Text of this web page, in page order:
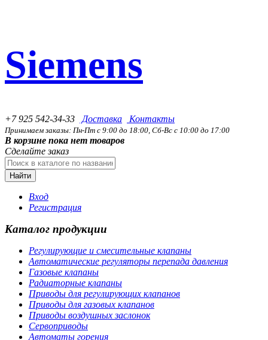
Siemens
+7 925 542-34-33 Доставка Контакты
Принимаем заказы: Пн-Пт с 9:00 до 18:00, Сб-Вс с 10:00 до 17:00
В корзине пока нет товаров
Сделайте заказ
Найти
Вход
Регистрация
Каталог продукции
Регулирующие и смесительные клапаны
Автоматические регуляторы перепада давления
Газовые клапаны
Радиаторные клапаны
Приводы для регулирующих клапанов
Приводы для газовых клапанов
Приводы воздушных заслонок
Сервоприводы
Автоматы горения